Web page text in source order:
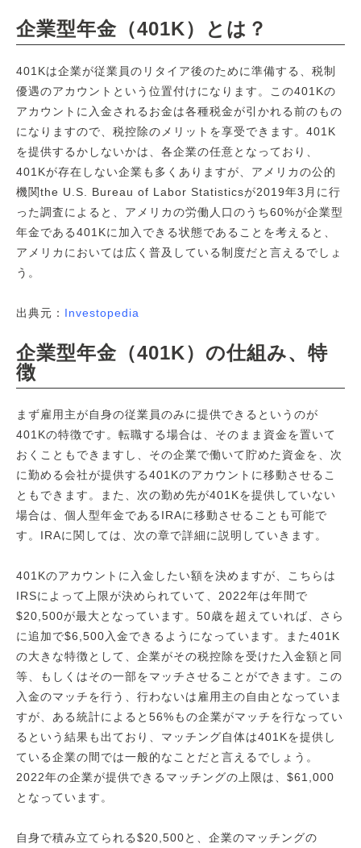
企業型年金（401K）とは？
401Kは企業が従業員のリタイア後のために準備する、税制
優遇のアカウントという位置付けになります。この401Kの
アカウントに入金されるお金は各種税金が引かれる前のもの
になりますので、税控除のメリットを享受できます。401K
を提供するかしないかは、各企業の任意となっており、
401Kが存在しない企業も多くありますが、アメリカの公的
機関the U.S. Bureau of Labor Statisticsが2019年3月に行
った調査によると、アメリカの労働人口のうち60%が企業型
年金である401Kに加入できる状態であることを考えると、
アメリカにおいては広く普及している制度だと言えるでしょ
う。
出典元： Investopedia
企業型年金（401K）の仕組み、特
徴
まず雇用主が自身の従業員のみに提供できるというのが
401Kの特徴です。転職する場合は、そのまま資金を置いて
おくこともできますし、その企業で働いて貯めた資金を、次
に勤める会社が提供する401Kのアカウントに移動させるこ
ともできます。また、次の勤め先が401Kを提供していない
場合は、個人型年金であるIRAに移動させることも可能で
す。IRAに関しては、次の章で詳細に説明していきます。
401Kのアカウントに入金したい額を決めますが、こちらは
IRSによって上限が決められていて、2022年は年間で
$20,500が最大となっています。50歳を超えていれば、さら
に追加で$6,500入金できるようになっています。また401K
の大きな特徴として、企業がその税控除を受けた入金額と同
等、もしくはその一部をマッチさせることができます。この
入金のマッチを行う、行わないは雇用主の自由となっていま
すが、ある統計によると56%もの企業がマッチを行なってい
るという結果も出ており、マッチング自体は401Kを提供し
ている企業の間では一般的なことだと言えるでしょう。
2022年の企業が提供できるマッチングの上限は、$61,000
となっています。
自身で積み立てられる$20,500と、企業のマッチングの